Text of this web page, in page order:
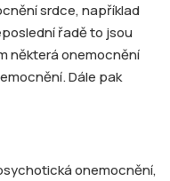
srdce, například
řadě to jsou
některá onemocnění
Dále pak
onemocnění,